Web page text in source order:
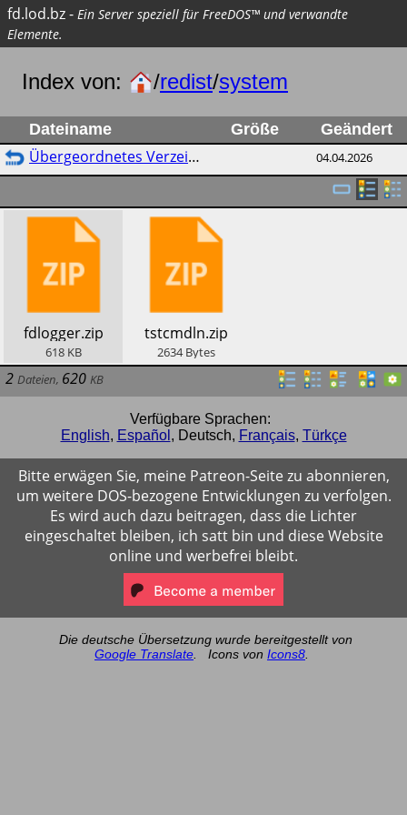
fd.lod.bz- Ein Server speziell für FreeDOS™ und verwandte
Elemente.
Index von: /redist/system
Dateiname Größe Geändert
Übergeordnetes Verzeichnis 04.04.2026
​fdlogger.zip
618 KB
​tstcmdln.zip
2634 Bytes
2 Dateien, 620 KB
Verfügbare Sprachen:
English, Español , Deutsch, Français, Türkçe
Bitte erwägen Sie, meine Patreon-Seite zu abonnieren,
um weitere DOS-bezogene Entwicklungen zu verfolgen.
Es wird auch dazu beitragen, dass die Lichter
eingeschaltet bleiben, ich satt bin und diese Website
online und werbefrei bleibt.
Die deutsche Übersetzung wurde bereitgestellt von
Google Translate
Icons von Icons8